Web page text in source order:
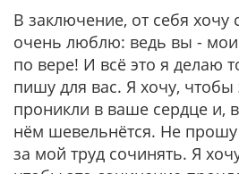
В заключение, от себя хочу
очень люблю: ведь вы - мои
по вере! И всё это я делаю
пишу для вас. Я хочу, чтобы
проникли в ваше сердце и,
нём шевельнётся. Не
за мой труд сочинять. Я